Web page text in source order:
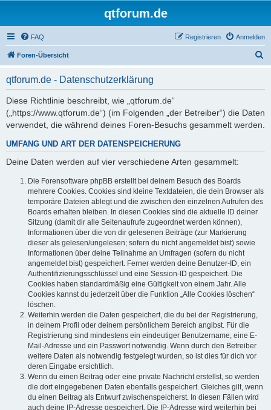
qtforum.de
FAQ Anmelden
Registrieren
Foren-Übersicht
qtforum.de - Datenschutzerklärung
Diese Richtlinie beschreibt, wie „qtforum.de“
(„https://www.qtforum.de“) (im Folgenden „der Betreiber“) die Daten
verwendet, die während deines Foren-Besuchs gesammelt werden.
UMFANG UND ART DER DATENSPEICHERUNG
Deine Daten werden auf vier verschiedene Arten gesammelt:
Die Forensoftware phpBB erstellt bei deinem Besuch des Boards
mehrere Cookies. Cookies sind kleine Textdateien, die dein Browser als
temporäre Dateien ablegt und die zwischen den einzelnen Aufrufen des
Boards erhalten bleiben. In diesen Cookies sind die aktuelle ID deiner
Sitzung (damit dir alle Seitenaufrufe zugeordnet werden können),
Informationen über die von dir gelesenen Beiträge (zur Markierung
dieser als gelesen/ungelesen; sofern du nicht angemeldet bist) sowie
Informationen über deine Teilnahme an Umfragen (sofern du nicht
angemeldet bist) gespeichert. Ferner werden deine Benutzer-ID, ein
Authentifizierungsschlüssel und eine Session-ID gespeichert. Die
Cookies haben standardmäßig eine Gültigkeit von einem Jahr. Alle
Cookies kannst du jederzeit über die Funktion „Alle Cookies löschen“
löschen.
Weiterhin werden die Daten gespeichert, die du bei der Registrierung,
in deinem Profil oder deinem persönlichem Bereich angibst. Für die
Registrierung sind mindestens ein eindeutiger Benutzername, eine E-
Mail-Adresse und ein Passwort notwendig. Wenn durch den Betreiber
weitere Daten als notwendig festgelegt wurden, so ist dies für dich vor
deren Eingabe ersichtlich.
Wenn du einen Beitrag oder eine private Nachricht erstellst, so werden
die dort eingegebenen Daten ebenfalls gespeichert. Gleiches gilt, wenn
du einen Beitrag als Entwurf zwischenspeicherst. In diesen Fällen wird
auch deine IP-Adresse gespeichert. Die IP-Adresse wird weiterhin bei